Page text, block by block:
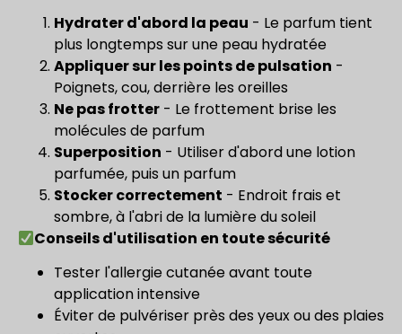
Hydrater d'abord la peau - Le parfum tient
plus longtemps sur une peau hydratée
Appliquer sur les points de pulsation -
Poignets, cou, derrière les oreilles
Ne pas frotter - Le frottement brise les
molécules de parfum
Superposition - Utiliser d'abord une lotion
parfumée, puis un parfum
Stocker correctement - Endroit frais et
sombre, à l'abri de la lumière du soleil
Conseils d'utilisation en toute sécurité
Tester l'allergie cutanée avant toute
application intensive
Éviter de pulvériser près des yeux ou des plaies